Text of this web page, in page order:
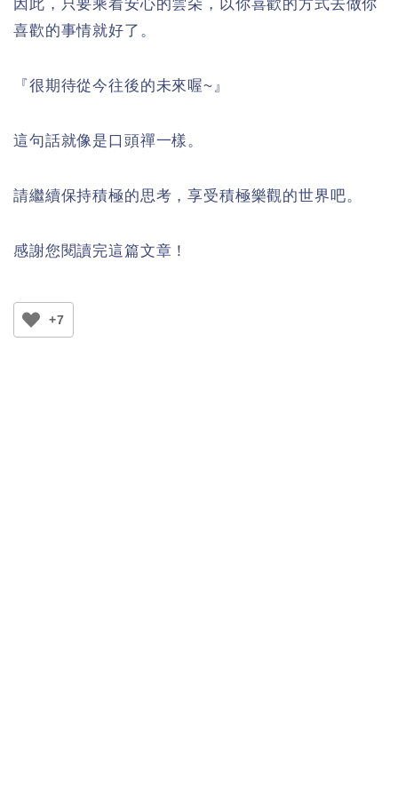
因此，只要乘着安心的雲朵，以你喜歡的方式去做你
喜歡的事情就好了。
『很期待從今往後的未來喔~』
這句話就像是口頭禪一樣。
請繼續保持積極的思考，享受積極樂觀的世界吧。
感謝您閱讀完這篇文章！
+7